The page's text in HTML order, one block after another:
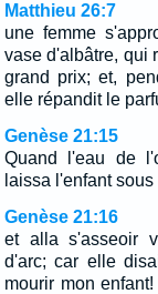
Matthieu 26:7
une femme
vase d'albâtre, qui
grand prix; et,
elle répandit le
Genèse 21:15
Quand l'eau de
laissa l'enfant
Genèse 21:16
et alla s'asseoir
d'arc; car elle
mourir mon